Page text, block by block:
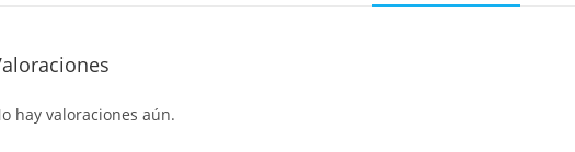
hay valoraciones aún.